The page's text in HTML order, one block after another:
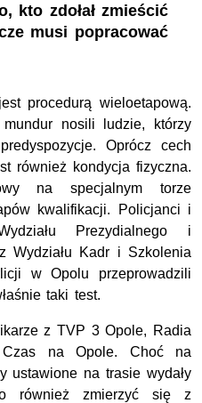
kto zdołał zmieścić
musi popracować
procedurą wieloetapową.
nosili ludzie, którzy
Oprócz cech
również kondycja fizyczna.
na specjalnym torze
kwalifikacji. Policjanci i
Prezydialnego i
Wydziału Kadr i Szkolenia
w Opolu przeprowadzili
taki test.
z TVP 3 Opole, Radia
na Opole. Choć na
ustawione na trasie wydały
również zmierzyć się z